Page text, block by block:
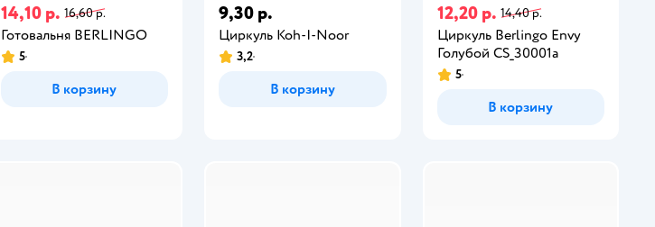
14,10 р. 16,60 р.
Готовальня BERLINGO
5
В корзину
9,30 р.
Циркуль Koh-I-Noor
3,2
В корзину
12,20 р. 14,40 р.
Циркуль Berlingo Envy
Голубой CS_30001a
5
В корзину